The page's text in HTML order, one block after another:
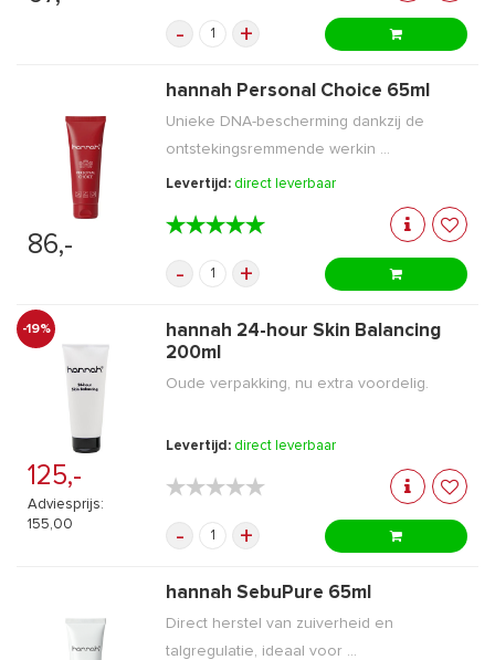
- +
86,-
hannah Personal Choice 65ml
Unieke DNA-bescherming dankzij de
ontstekingsremmende werkin ...
Levertijd: direct leverbaar
★★★★★
★★★★★
- +
-19%
125,-
Adviesprijs:
155,00
hannah 24-hour Skin Balancing
200ml
Oude verpakking, nu extra voordelig.
Levertijd: direct leverbaar
★★★★★
★★★★★
- +
hannah SebuPure 65ml
Direct herstel van zuiverheid en
talgregulatie, ideaal voor ...